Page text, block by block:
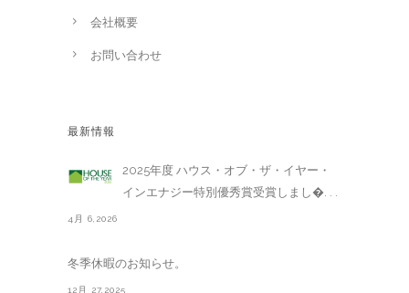
会社概要
お問い合わせ
最新情報
2025年度 ハウス・オブ・ザ・イヤー・
インエナジー特別優秀賞受賞しまし�. . .
4月 6,2026
冬季休暇のお知らせ。
12月 27,2025